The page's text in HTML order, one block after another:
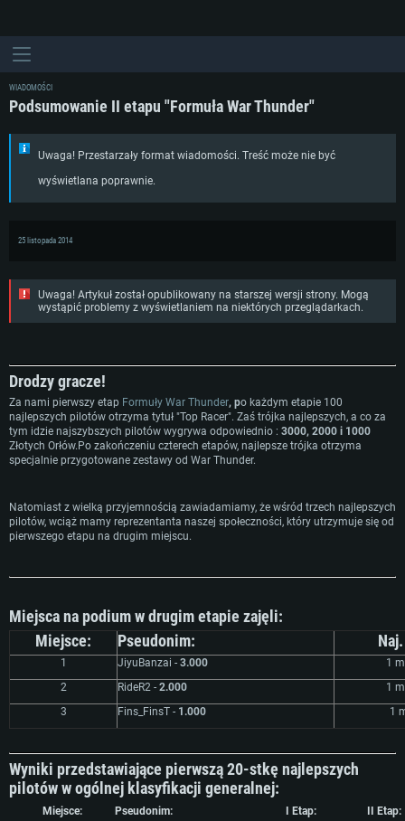
WIADOMOŚCI
Podsumowanie II etapu "Formuła War Thunder"
Uwaga! Przestarzały format wiadomości. Treść może nie być
wyświetlana poprawnie.
25 listopada 2014
Uwaga! Artykuł został opublikowany na starszej wersji strony. Mogą
wystąpić problemy z wyświetlaniem na niektórych przeglądarkach.
Drodzy gracze!
Za nami pierwszy etap Formuły War Thunder, po każdym etapie 100
najlepszych pilotów otrzyma tytuł "Top Racer". Zaś trójka najlepszych, a co za
tym idzie najszybszych pilotów wygrywa odpowiednio : 3000, 2000 i 1000
Złotych Orłów.Po zakończeniu czterech etapów, najlepsze trójka otrzyma
specjalnie przygotowane zestawy od War Thunder.
Natomiast z wielką przyjemnością zawiadamiamy, że wśród trzech najlepszych
pilotów, wciąż mamy reprezentanta naszej społeczności, który utrzymuje się od
pierwszego etapu na drugim miejscu.
Miejsca na podium w drugim etapie zajęli:
Miejsce:
Pseudonim:
1 JiyuBanzai - 3.000
1
2
RideR2 - 2.000
1
3
Fins_FinsT - 1.000 1
Wyniki przedstawiające pierwszą 20-stkę najlepszych
pilotów w ogólnej klasyfikacji generalnej:
Miejsce: Pseudonim: I Etap:
II Etap: